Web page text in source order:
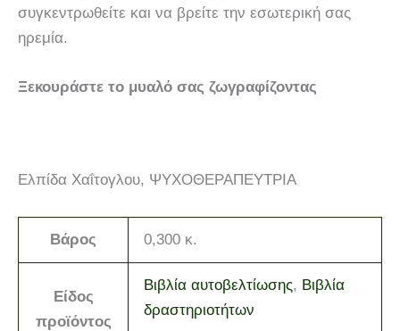
συγκεντρωθείτε και να βρείτε την εσωτερική σας
ηρεμία.
Ξεκουράστε το μυαλό σας ζωγραφίζοντας
Ελπίδα Χαΐτογλου, ΨΥΧΟΘΕΡΑΠΕΥΤΡΙΑ
Βάρος 0,300 κ.
Είδος
προϊόντος
Βιβλία αυτοβελτίωσης, Βιβλία
δραστηριοτήτων